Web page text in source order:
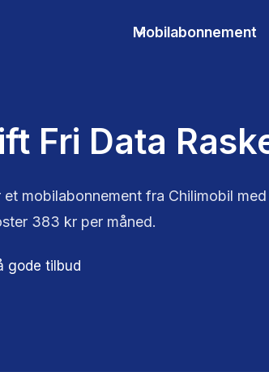
Mobilabonnement
Fri Data
mobilabonnement fra Chilimobil
383 kr per måned.
gode tilbud